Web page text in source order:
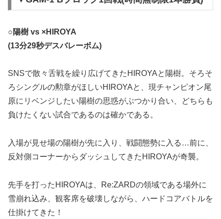
○陽樹 vs ×HIROYA
(13分29秒デスバレーボム)
SNSで散々舌戦を繰り広げてきたHIROYAと陽樹。そろそ
ろシングルの勲章がほしいHIROYAと、現チャンピオン尾
原にリベンジしたい陽樹の思惑がぶつかり合い、どちらも
負けたくない試合であるのは確かである。
入場が見せ場の陽樹が先に入り、戦闘態勢に入る…前に、
反対側コーナーからダッシュしてきたHIROYAが奇襲。
先手を打ったHIROYAは、Re:ZARDの領域である場外に
雪崩れ込み、観客席を破壊しながら、ハードコアバトルを
仕掛けてきた！